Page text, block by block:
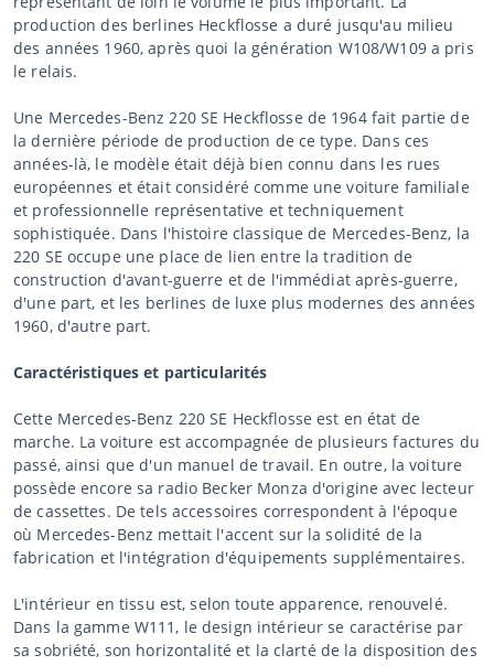
production des berlines Heckflosse a duré jusqu'au milieu
des années 1960, après quoi la génération W108/W109 a pris
le relais.
Une Mercedes-Benz 220 SE Heckflosse de 1964 fait partie de
la dernière période de production de ce type. Dans ces
années-là, le modèle était déjà bien connu dans les rues
européennes et était considéré comme une voiture familiale
et professionnelle représentative et techniquement
sophistiquée. Dans l'histoire classique de Mercedes-Benz, la
220 SE occupe une place de lien entre la tradition de
construction d'avant-guerre et de l'immédiat après-guerre,
d'une part, et les berlines de luxe plus modernes des années
1960, d'autre part.
Caractéristiques et particularités
Cette Mercedes-Benz 220 SE Heckflosse est en état de
marche. La voiture est accompagnée de plusieurs factures du
passé, ainsi que d'un manuel de travail. En outre, la voiture
possède encore sa radio Becker Monza d'origine avec lecteur
de cassettes. De tels accessoires correspondent à l'époque
où Mercedes-Benz mettait l'accent sur la solidité de la
fabrication et l'intégration d'équipements supplémentaires.
L'intérieur en tissu est, selon toute apparence, renouvelé.
Dans la gamme W111, le design intérieur se caractérise par
sa sobriété, son horizontalité et la clarté de la disposition des